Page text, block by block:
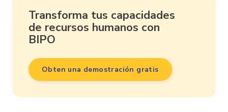
Transforma tus capacidades
de recursos humanos con
BIPO
Obten una demostración gratis